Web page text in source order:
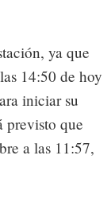
ya que
14:50 de hoy
iniciar su
previsto que
a las 11:57,